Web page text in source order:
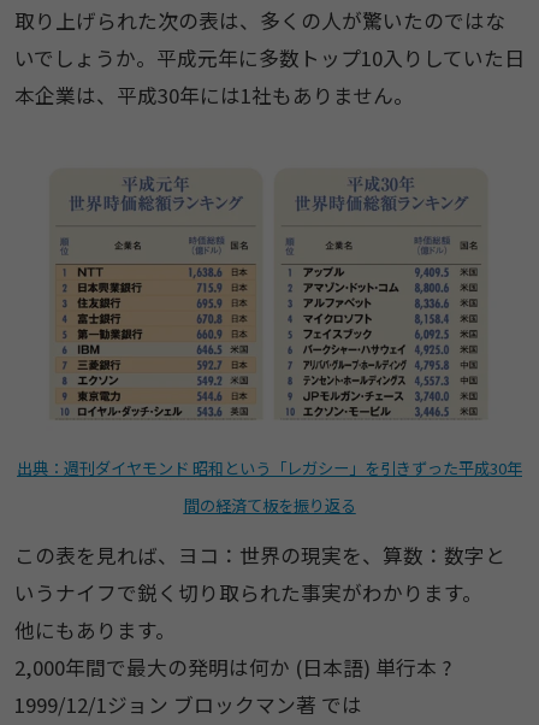
取り上げられた次の表は、多くの人が驚いたのではな
いでしょうか。平成元年に多数トップ10入りしていた日
本企業は、平成30年には1社もありません。
出典：週刊ダイヤモンド 昭和という「レガシー」を引きずった平成30年
間の経済て板を振り返る
この表を見れば、ヨコ：世界の現実を、算数：数字と
いうナイフで鋭く切り取られた事実がわかります。
他にもあります。
2,000年間で最大の発明は何か (日本語) 単行本 ?
1999/12/1ジョン ブロックマン著 では